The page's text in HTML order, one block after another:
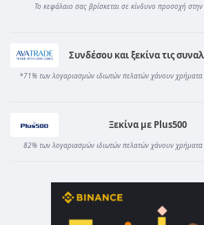
Το κεφάλαιο σας βρίσκεται σε κίνδυνο προσοχή
Συνδέσου και ξεκίνα τις
*71% των λογαριασμών ιδιωτών πελατών χάνουν χρήματα
Ξεκίνα με Plus500
82% των λογαριασμών ιδιωτών πελατών χάνουν χρήματα